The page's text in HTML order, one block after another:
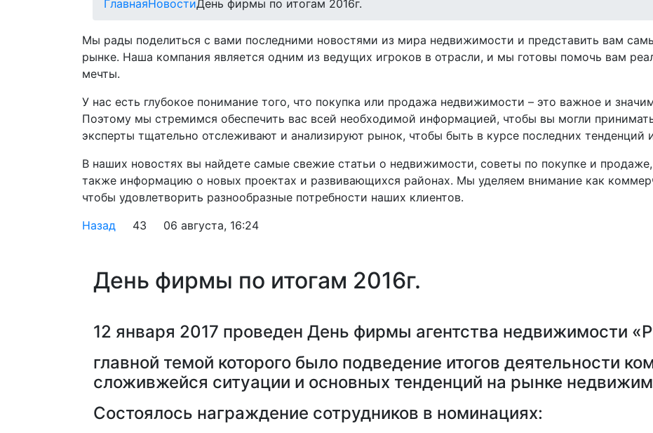
ГлавнаяНовостиДень фирмы по итогам 2016г.
Мы рады поделиться с вами последними новостями из мира недвижимости и представить вам
рынке. Наша компания является одним из ведущих игроков в отрасли, и мы готовы помочь вам
мечты.
У нас есть глубокое понимание того, что покупка или продажа недвижимости – это важное и
Поэтому мы стремимся обеспечить вас всей необходимой информацией, чтобы вы могли
эксперты тщательно отслеживают и анализируют рынок, чтобы быть в курсе последних тенденций
В наших новостях вы найдете самые свежие статьи о недвижимости, советы по покупке и
также информацию о новых проектах и развивающихся районах. Мы уделяем внимание как
чтобы удовлетворить разнообразные потребности наших клиентов.
Назад
43 06 августа, 16:24
День фирмы по итогам 2016г.
12 января 2017 проведен День фирмы агентства недвижимости
главной темой которого было подведение итогов деятельности
сложивжейся ситуации и основных тенденций на рынке
Состоялось награждение сотрудников в номинациях: